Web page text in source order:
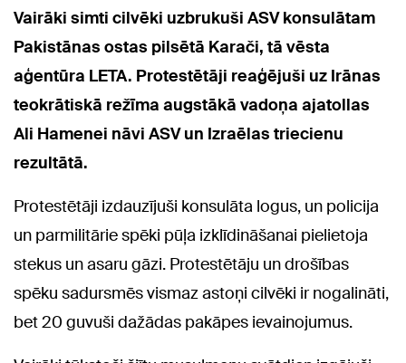
Vairāki simti cilvēki uzbrukuši ASV konsulātam
Pakistānas ostas pilsētā Karači, tā vēsta
aģentūra LETA. Protestētāji reaģējuši uz Irānas
teokrātiskā režīma augstākā vadoņa ajatollas
Ali Hamenei nāvi ASV un Izraēlas triecienu
rezultātā.
Protestētāji izdauzījuši konsulāta logus, un policija
un parmilitārie spēki pūļa izklīdināšanai pielietoja
stekus un asaru gāzi. Protestētāju un drošības
spēku sadursmēs vismaz astoņi cilvēki ir nogalināti,
bet 20 guvuši dažādas pakāpes ievainojumus.